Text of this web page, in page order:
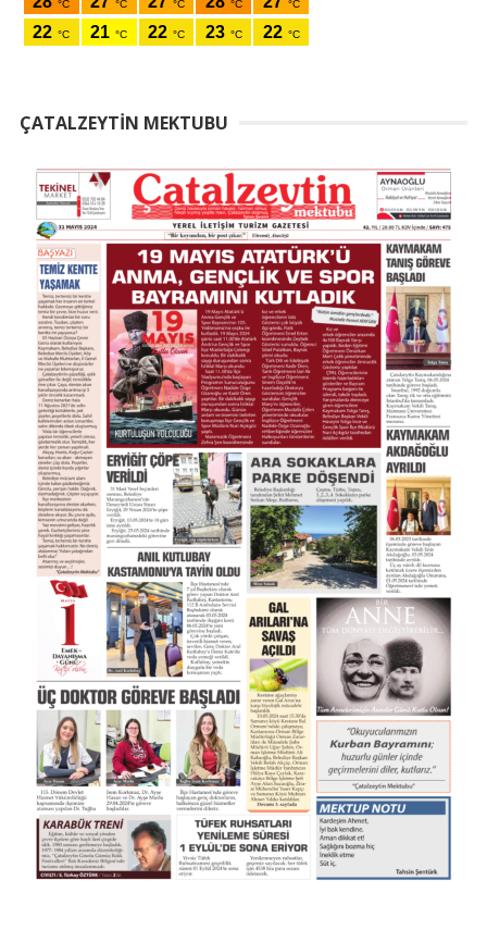
ÇATALZEYTIN MEKTUBU